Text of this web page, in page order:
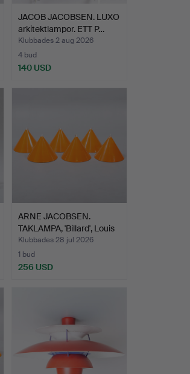
JACOB JACOBSEN. LUXO
arkitektlampor. ETT P…
Klubbades 2 aug 2026
4 bud
140 USD
ARNE JACOBSEN.
TAKLAMPA, 'Billard', Louis
…
Klubbades 28 jul 2026
1 bud
256 USD